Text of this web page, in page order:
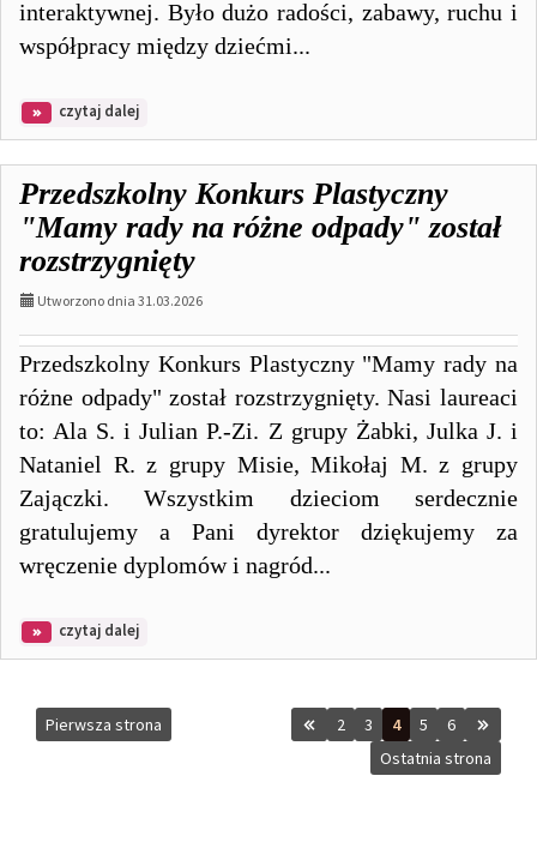
interaktywnej. Było dużo radości, zabawy, ruchu i
współpracy między dziećmi...
czytaj dalej
podłodze
interkatywnej
Przedszkolny Konkurs Plastyczny
"Mamy rady na różne odpady" został
rozstrzygnięty
Utworzono dnia 31.03.2026
Przedszkolny Konkurs Plastyczny "Mamy rady na
różne odpady" został rozstrzygnięty. Nasi laureaci
to: Ala S. i Julian P.-Zi. Z grupy Żabki, Julka J. i
Nataniel R. z grupy Misie, Mikołaj M. z grupy
Zajączki. Wszystkim dzieciom serdecznie
gratulujemy a Pani dyrektor dziękujemy za
wręczenie dyplomów i nagród...
czytaj dalej
Plastyczny
"Mamy
Pierwsza strona 2 3 4 5
6
Ostatnia strona